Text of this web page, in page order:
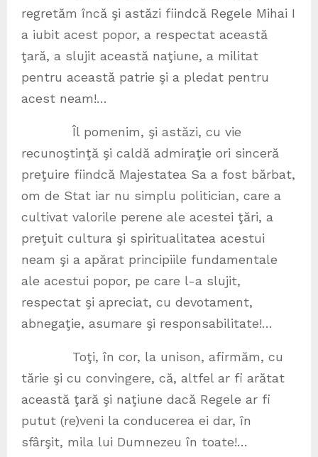
regretăm încă şi astăzi fiindcă Regele Mihai I
a iubit acest popor, a respectat această
ţară, a slujit această naţiune, a militat
pentru această patrie şi a pledat pentru
acest neam!…
Îl pomenim, şi astăzi, cu vie
recunoştinţă şi caldă admiraţie ori sinceră
preţuire fiindcă Majestatea Sa a fost bărbat,
om de Stat iar nu simplu politician, care a
cultivat valorile perene ale acestei ţări, a
preţuit cultura şi spiritualitatea acestui
neam şi a apărat principiile fundamentale
ale acestui popor, pe care l-a slujit,
respectat şi apreciat, cu devotament,
abnegaţie, asumare şi responsabilitate!…
Toţi, în cor, la unison, afirmăm, cu
tărie şi cu convingere, că, altfel ar fi arătat
această ţară şi naţiune dacă Regele ar fi
putut (re)veni la conducerea ei dar, în
sfârşit, mila lui Dumnezeu în toate!…